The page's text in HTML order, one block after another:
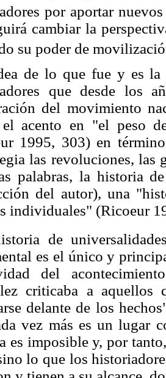
por aportar
cambiar la
su poder de
de lo que fue y es
que desde los
del movimiento
acento en "el peso
1995, 303) en
las revoluciones, las
palabras, la historia
del autor), una
individuales" (Ricoeur
de
es el único y
del
criticaba a
delante de los
vez más es un lugar
es imposible y, por
lo que los